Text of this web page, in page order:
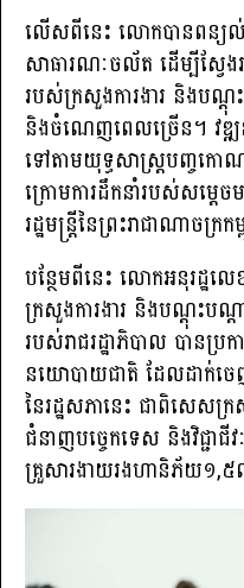
លើសពីនេះ លោកបានពន្យល់ពី
សាធារណៈចល័ត ដើម្បីស្វែងរ
របស់ក្រសួងការងារ និងបណ្
និងចំណេញពេលច្រើន។ វឌ្ឍ
ទៅតាមយុទ្ធសាស្រ្តបញ្ចក
ក្រោមការដឹកនាំរបស់សម្ដ
រដ្ឋមន្ត្រីនៃព្រះរាជាណាចក្រក
បន្ថែមពីនេះ លោកអនុរដ្ឋលេ
ក្រសួងការងារ និងបណ្តុះបណ្
របស់រាជរដ្ឋាភិបាល បានប្រ
នយោបាយជាតិ ដែលដាក់ច
នៃរដ្ឋសភានេះ ជាពិសេសក្
ជំនាញបច្ចេកទេស និងវិជ្ជា
គ្រួសារងាយរងហានិភ័យ១,